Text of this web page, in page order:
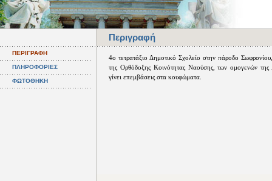
Περιγραφή
ΠΕΡΙΓΡΑΦΗ
ΠΛΗΡΟΦΟΡΙΕΣ
ΦΩΤΟΘΗΚΗ
4ο τετρατάξιο Δημοτικό Σχολείο στην πάροδο
της Ορθόδοξης Κοινότητας Ναούσης, των ομογενών της
γίνει επεμβάσεις στα κουφώματα.